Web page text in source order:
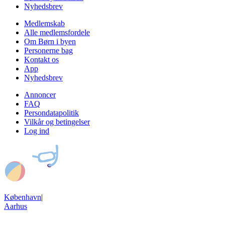
Nyhedsbrev
Medlemskab
Alle medlemsfordele
Om Børn i byen
Personerne bag
Kontakt os
App
Nyhedsbrev
Annoncer
FAQ
Persondatapolitik
Vilkår og betingelser
Log ind
København|
Aarhus